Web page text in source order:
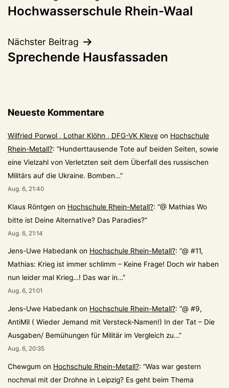
Hochwasserschule Rhein-Waal
Nächster Beitrag
Sprechende Hausfassaden
Neueste Kommentare
Wilfried Porwol , Lothar Klöhn , DFG-VK Kleve on Hochschule
Rhein-Metall?: “Hunderttausende Tote auf beiden Seiten, sowie
eine Vielzahl von Verletzten seit dem Überfall des russischen
Militärs auf die Ukraine. Bomben…”
Aug. 6, 21:40
Klaus Röntgen on Hochschule Rhein-Metall?: “@ Mathias Wo
bitte ist Deine Alternative? Das Paradies?”
Aug. 6, 21:14
Jens-Uwe Habedank on Hochschule Rhein-Metall?: “@ #11,
Mathias: Krieg ist immer schlimm – Keine Frage! Doch wir haben
nun leider mal Krieg…! Das war in…”
Aug. 6, 21:01
Jens-Uwe Habedank on Hochschule Rhein-Metall?: “@ #9,
AntiMil ( Wieder Jemand mit Versteck-Namen!) In der Tat – Die
Ausgaben/ Bemühungen für Militär im Vergleich zu…”
Aug. 6, 20:35
Chewgum on Hochschule Rhein-Metall?: “Was war gestern
nochmal mit der Drohne in Leipzig? Es geht beim Thema